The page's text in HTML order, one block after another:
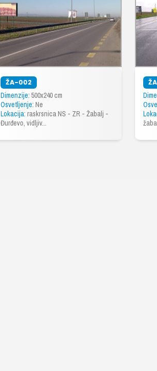
ŽA-002
Dimenzije: 500x240 cm
Osvetljenje: Ne
Lokacija: raskrsnica NS - ZR - Žabalj -
Đurđevo, vidljiv...